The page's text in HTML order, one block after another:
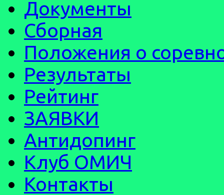
Документы
Сборная
Положения о
Результаты
Рейтинг
ЗАЯВКИ
Антидопинг
Клуб ОМИЧ
Контакты